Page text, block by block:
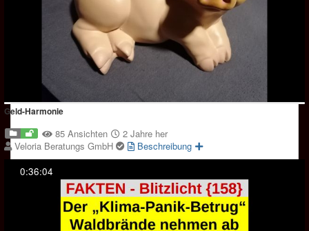
Geld-Harmonie
85 Ansichten
2 Jahre her
Veloria Beratungs GmbH
Beschreibung
0:36:04